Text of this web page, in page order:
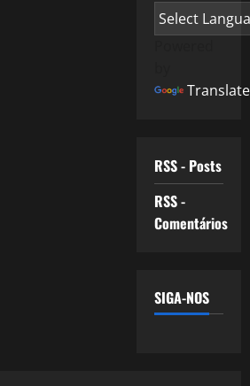
Translate
RSS - Posts
RSS -
Comentários
SIGA-NOS